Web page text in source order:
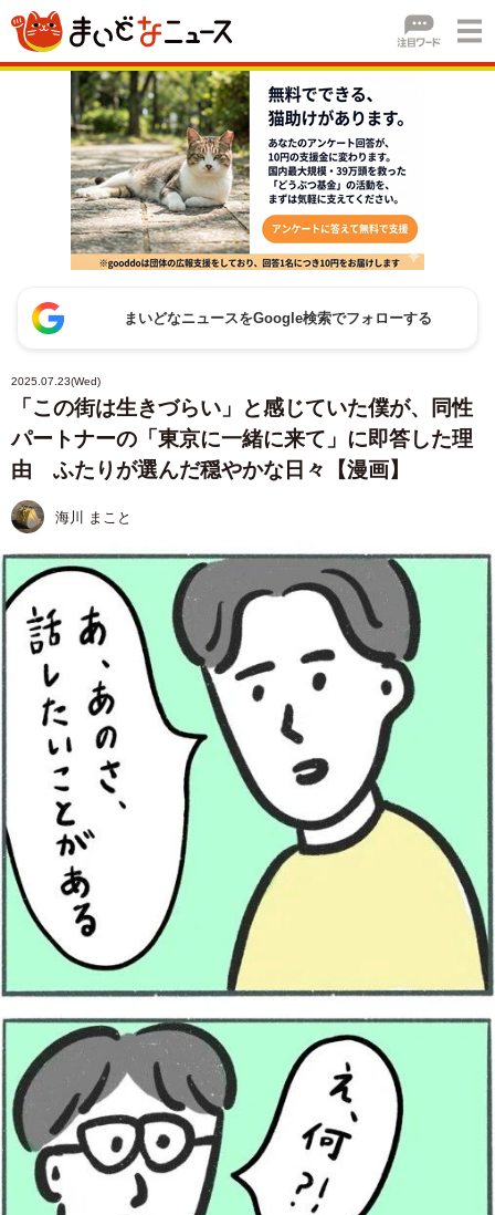
まいどなニュースをGoogle検索でフォローする
2025.07.23(Wed)
「この街は生きづらい」と感じていた僕が、同性
パートナーの「東京に一緒に来て」に即答した理
由 ふたりが選んだ穏やかな日々【漫画】
海川 まこと